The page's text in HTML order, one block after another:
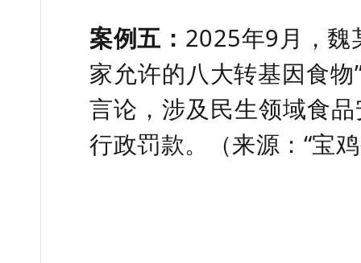
案例五： 2025年9月，魏
家允许的八大转基因食
言论，涉及民生领域食
行政罚款。（来源：“宝